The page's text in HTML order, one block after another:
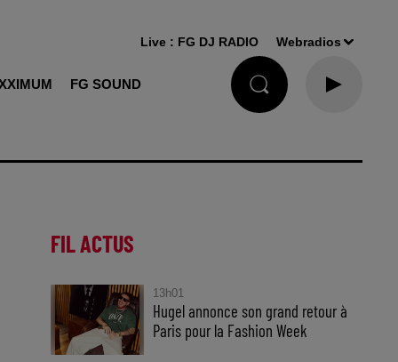
FG SOUND
Live : FG DJ RADIO Webradios
FIL ACTUS
13h01
Hugel annonce son grand retour à
Paris pour la Fashion Week